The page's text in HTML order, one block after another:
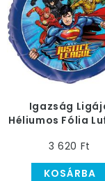
Igazság
Héliumos Fólia
3 620 Ft
KOSÁRBA